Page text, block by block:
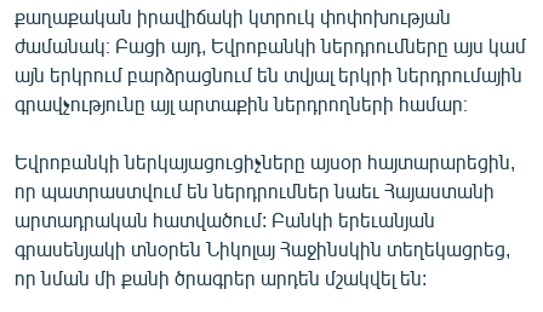
քաղաքական իրավիճակի կտրուկ փոփոխության
ժամանակ։ Բացի այդ, Եվրոբանկի ներդրումները այս կամ
այն երկրում բարձրացնում են տվյալ երկրի ներդրումային
գրավչությունը այլ արտաքին ներդրողների համար։
Եվրոբանկի ներկայացուցիչները այսօր հայտարարեցին,
որ պատրաստվում են ներդրումներ նաեւ Հայաստանի
արտադրական հատվածում: Բանկի երեւանյան
գրասենյակի տնօրեն Նիկոլայ Հաջինսկին տեղեկացրեց,
որ նման մի քանի ծրագրեր արդեն մշակվել են: